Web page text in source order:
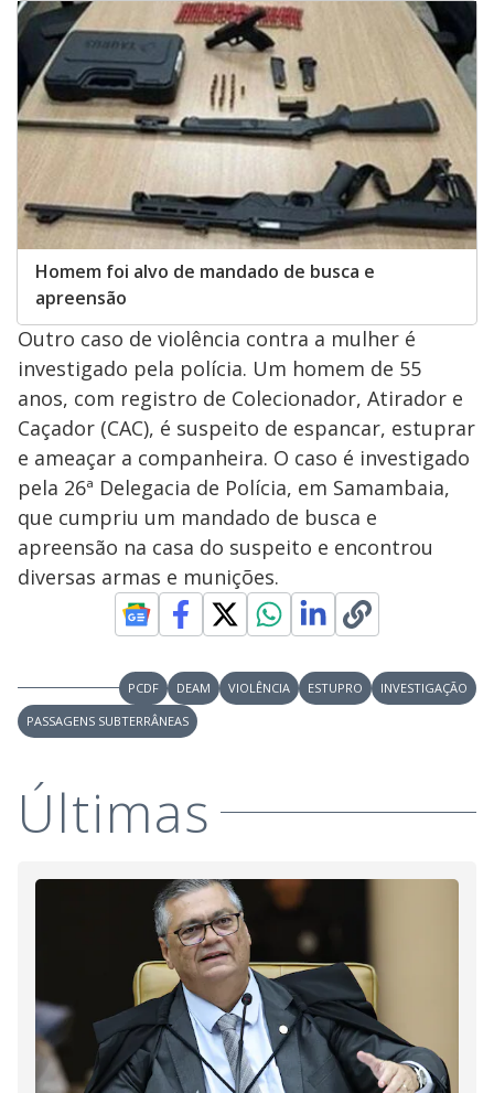
Homem foi alvo de mandado de busca e
apreensão
Outro caso de violência contra a mulher é
investigado pela polícia. Um homem de 55
anos, com registro de Colecionador, Atirador e
Caçador (CAC), é suspeito de espancar, estuprar
e ameaçar a companheira. O caso é investigado
pela 26ª Delegacia de Polícia, em Samambaia,
que cumpriu um mandado de busca e
apreensão na casa do suspeito e encontrou
diversas armas e munições.
PCDF DEAM VIOLÊNCIA ESTUPRO
INVESTIGAÇÃO
PASSAGENS SUBTERRÂNEAS
Últimas